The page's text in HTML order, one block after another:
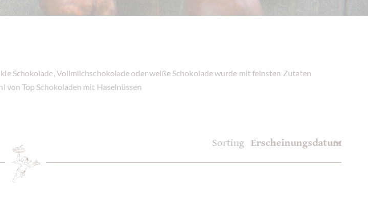
Schokolade, Vollmilchschokolade oder weiße Schokolade wurde mit feinsten Zutaten
von Top Schokoladen mit Haselnüssen
Sorting